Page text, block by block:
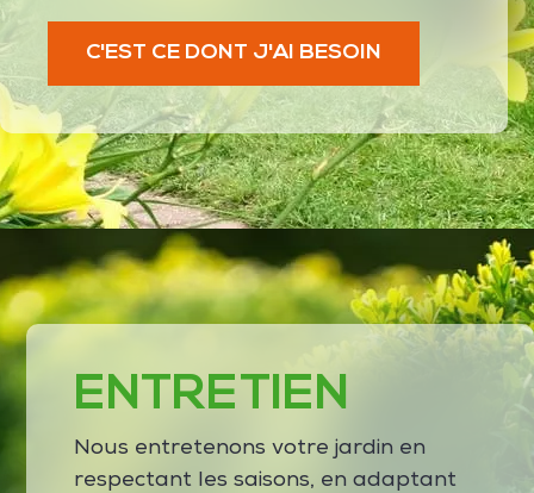
C'EST CE DONT J'AI BESOIN
ENTRETIEN
Nous entretenons votre jardin en
respectant les saisons, en adaptant